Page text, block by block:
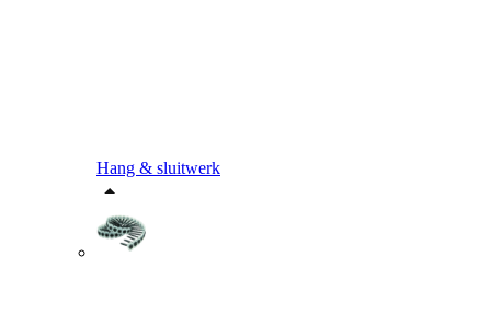
Hang & sluitwerk